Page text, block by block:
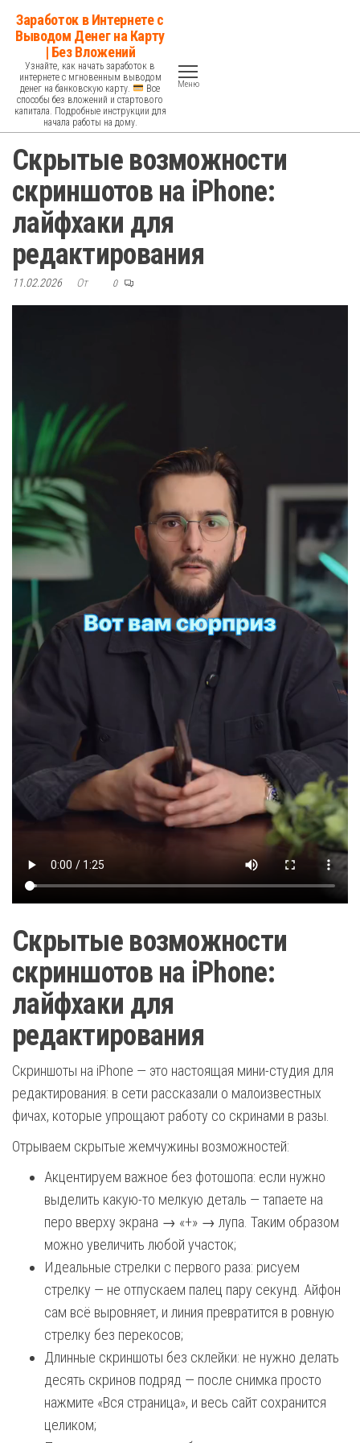
Перейти
содержимому
Заработок в Интернете с
Выводом Денег на Карту
| Без Вложений
Узнайте, как начать заработок в
интернете с мгновенным выводом
денег на банковскую карту.
Все
способы без вложений и стартового
капитала. Подробные инструкции для
начала работы на дому.
Меню
Скрытые возможности
скриншотов на iPhone:
лайфхаки для
редактирования
11.02.2026 От 0
Скрытые возможности
скриншотов на iPhone:
лайфхаки для
редактирования
Скриншоты на iPhone — это настоящая мини-студия для
редактирования: в сети рассказали о малоизвестных
фичах, которые упрощают работу со скринами в разы.
Отрываем скрытые жемчужины возможностей:
Акцентируем важное без фотошопа: если нужно
выделить какую-то мелкую деталь — тапаете на
перо вверху экрана → «+» → лупа. Таким образом
можно увеличить любой участок;
Идеальные стрелки с первого раза: рисуем
стрелку — не отпускаем палец пару секунд. Айфон
сам всё выровняет, и линия превратится в ровную
стрелку без перекосов;
Длинные скриншоты без склейки: не нужно делать
десять скринов подряд — после снимка просто
нажмите «Вся страница», и весь сайт сохранится
целиком;